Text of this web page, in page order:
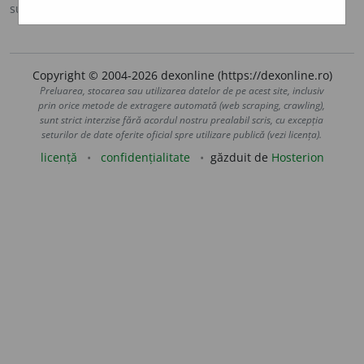
sursa:
Copyright © 2004-2026 dexonline (https://dexonline.ro)
Preluarea, stocarea sau utilizarea datelor de pe acest site, inclusiv
prin orice metode de extragere automată (web scraping, crawling),
sunt strict interzise fără acordul nostru prealabil scris, cu excepția
seturilor de date oferite oficial spre utilizare publică (vezi licența).
licență confidențialitate găzduit de Hosterion